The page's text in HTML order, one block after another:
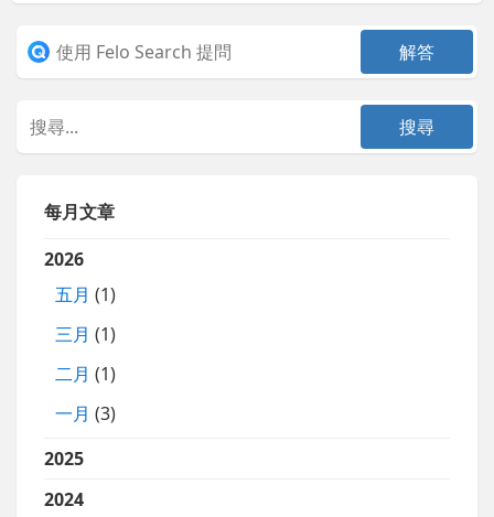
每月文章
2026
五月 (1)
三月 (1)
二月 (1)
一月 (3)
2025
2024